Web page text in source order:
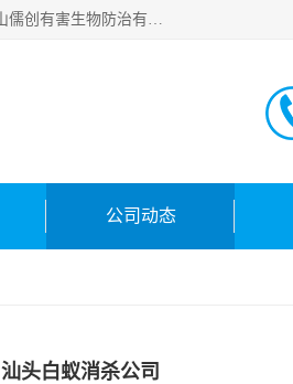
佛山白蚁防治公司,佛山白蚁防治哪家好,佛山杀虫公司,佛山除四害公司,佛山灭白蚁公司,佛山白蚁防治佛山儒创有害生物防治有限公司是一家佛山杀虫公司、佛山除四害公司、佛山灭白蚁公司、佛山白蚁防治公司，让您远离虫害困扰。要问佛山白蚁防治哪家好？佛山儒创有害生物防治有限公司全佛山、广州，正规公司，上门勘查，可靠，售后有保障。
公司动态
汕头白蚁消杀公司